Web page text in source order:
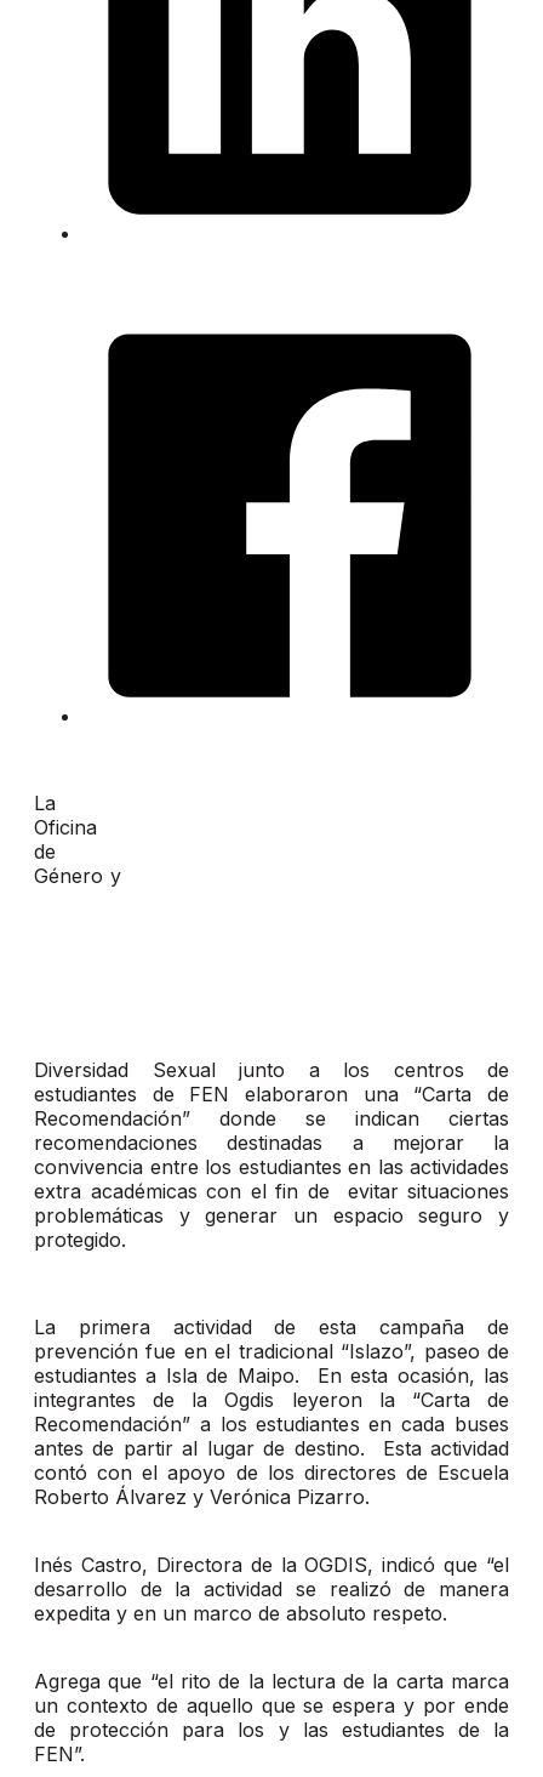
La
Oficina
de
Género y
Diversidad Sexual junto a los centros de
estudiantes de FEN elaboraron una “Carta de
Recomendación” donde se indican ciertas
recomendaciones destinadas a mejorar la
convivencia entre los estudiantes en las actividades
extra académicas con el fin de evitar situaciones
problemáticas y generar un espacio seguro y
protegido.
La primera actividad de esta campaña de
prevención fue en el tradicional “Islazo”, paseo de
estudiantes a Isla de Maipo. En esta ocasión, las
integrantes de la Ogdis leyeron la “Carta de
Recomendación” a los estudiantes en cada buses
antes de partir al lugar de destino. Esta actividad
contó con el apoyo de los directores de Escuela
Roberto Álvarez y Verónica Pizarro.
Inés Castro, Directora de la OGDIS, indicó que “el
desarrollo de la actividad se realizó de manera
expedita y en un marco de absoluto respeto.
Agrega que “el rito de la lectura de la carta marca
un contexto de aquello que se espera y por ende
de protección para los y las estudiantes de la
FEN”.